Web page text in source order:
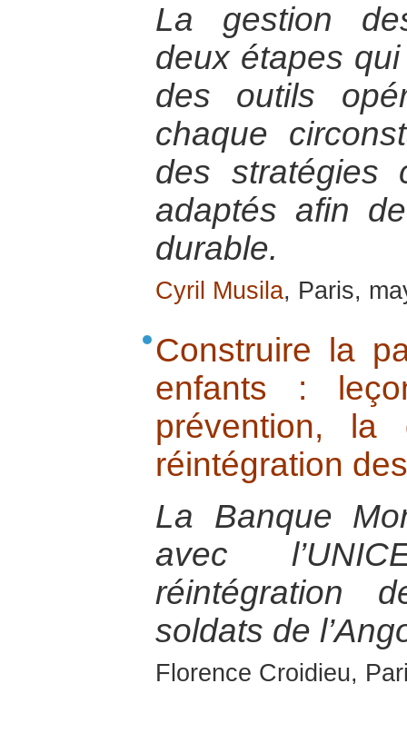
La gestion
deux étapes
des outils
chaque
des stratégies
adaptés afin
durable.
Cyril Musila, Paris,
Construire la
enfants :
prévention, la
réintégration
La Banque
avec
réintégration
soldats de
Florence Croidieu,